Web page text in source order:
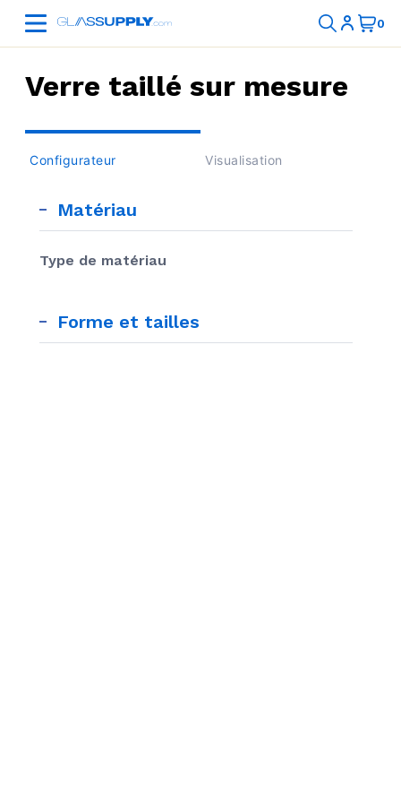
Verre taillé sur mesure
Configurateur Visualisation
Matériau
Type de matériau
Forme et tailles